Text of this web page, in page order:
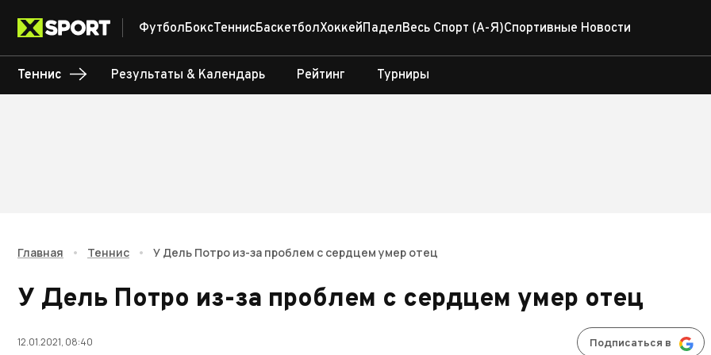
ФутболБоксТеннисБаскетболХоккейПаделВесь Спорт (А-Я)Спортивные Новости
Теннис Результаты & Календарь Рейтинг Турниры
Главная • Теннис • У Дель Потро из-за проблем с сердцем умер отец
У Дель Потро из-за проблем с сердцем умер отец
12.01.2021, 08:40 Подписаться в